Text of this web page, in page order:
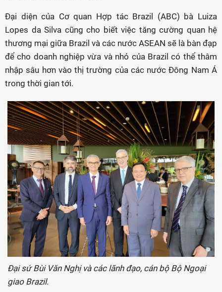
Đại diện của Cơ quan Hợp tác Brazil (ABC) bà Luiza
Lopes da Silva cũng cho biết việc tăng cường quan hệ
thương mại giữa Brazil và các nước ASEAN sẽ là bàn đạp
để cho doanh nghiệp vừa và nhỏ của Brazil có thể thâm
nhập sâu hơn vào thị trường của các nước Đông Nam Á
trong thời gian tới.
Đại sứ Bùi Văn Nghị và các lãnh đạo, cán bộ Bộ Ngoại
giao Brazil.